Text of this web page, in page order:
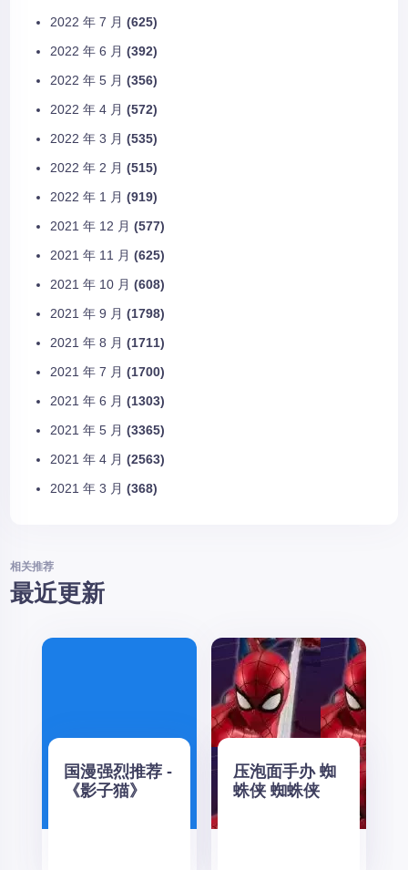
2022 年 7 月 (625)
2022 年 6 月 (392)
2022 年 5 月 (356)
2022 年 4 月 (572)
2022 年 3 月 (535)
2022 年 2 月 (515)
2022 年 1 月 (919)
2021 年 12 月 (577)
2021 年 11 月 (625)
2021 年 10 月 (608)
2021 年 9 月 (1798)
2021 年 8 月 (1711)
2021 年 7 月 (1700)
2021 年 6 月 (1303)
2021 年 5 月 (3365)
2021 年 4 月 (2563)
2021 年 3 月 (368)
相关推荐
最近更新
国漫强烈推荐 -
《影子猫》
压泡面手办 蜘
蛛侠 蜘蛛侠